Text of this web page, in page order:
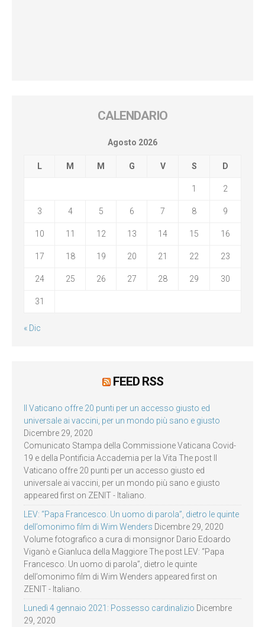
CALENDARIO
Agosto 2026
L M M G V S D
1 2
3 4 5 6 7 8 9
10 11 12 13 14 15 16
17 18 19 20 21 22 23
24 25 26 27 28 29 30
31
« Dic
FEED RSS
Il Vaticano offre 20 punti per un accesso giusto ed
universale ai vaccini, per un mondo più sano e giusto
Dicembre 29, 2020
Comunicato Stampa della Commissione Vaticana Covid-
19 e della Pontificia Accademia per la Vita The post Il
Vaticano offre 20 punti per un accesso giusto ed
universale ai vaccini, per un mondo più sano e giusto
appeared first on ZENIT - Italiano.
LEV: “Papa Francesco. Un uomo di parola”, dietro le quinte
dell’omonimo film di Wim Wenders Dicembre 29, 2020
Volume fotografico a cura di monsignor Dario Edoardo
Viganò e Gianluca della Maggiore The post LEV: “Papa
Francesco. Un uomo di parola”, dietro le quinte
dell’omonimo film di Wim Wenders appeared first on
ZENIT - Italiano.
Lunedì 4 gennaio 2021: Possesso cardinalizio Dicembre
29, 2020